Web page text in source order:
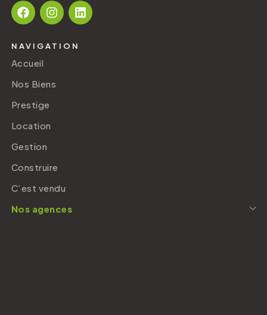
NAVIGATION
Accueil
Nos Biens
Prestige
Location
Gestion
Construire
C’est vendu
Nos agences